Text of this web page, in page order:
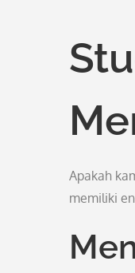
Apakah
memiliki